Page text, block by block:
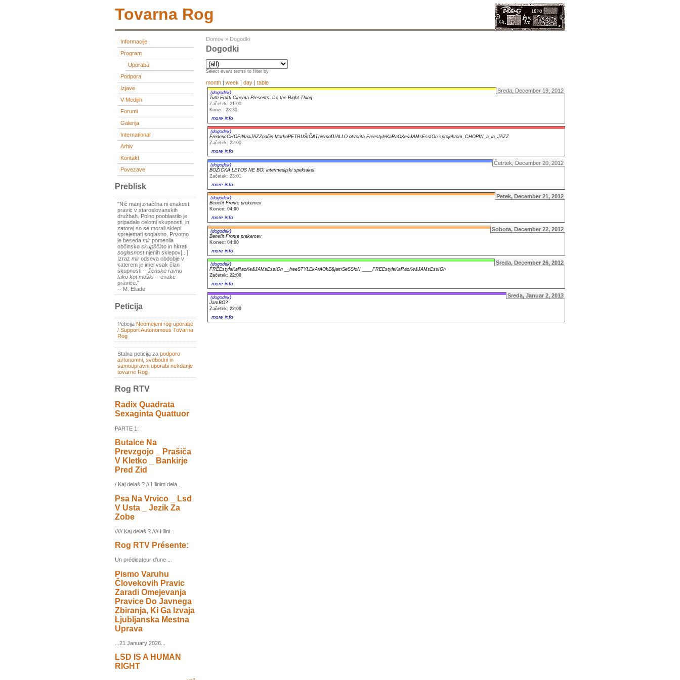
Tovarna Rog
Informacije
Program
Uporaba
Podpora
Izjave
V Medijih
Forumi
Galerija
International
Arhiv
Kontakt
Povezave
Preblisk
"Nič manj značilna ni enakost
pravic v staroslovanskih
družbah. Polno pooblastilo je
pripadalo celotni skupnosti, in
zatorej so se morali sklepi
sprejemati soglasno. Prvotno
je beseda mir pomenila
občinsko skupščino in hkrati
soglasnostnjenih sklepov[...]
Izraz mir odseva obdobje v
katerem je imel vsak član
skupnosti -- ženske ravno
tako kot moški-- enake
pravice."
-- M. Eliade
Peticija
Peticija Neomejeni rog uporabe
/ Support Autonomous Tovarna
Rog
Stalna peticija za podporo
avtonomni, svobodni in
samoupravni uporabi nekdanje
tovarne Rog
Rog RTV
Radix Quadrata
Sexaginta Quattuor
PARTE 1:
Butalce Na
Prevzgojo _ Prašiča
V Kletko _ Bankirje
Pred Zid
/ Kaj delaš ? // Hlinim dela...
Psa Na Vrvico _ Lsd
V Usta _ Jezik Za
Zobe
///// Kaj delaš ? //// Hlini...
Rog RTV Présente:
Un prédicateur d'une ...
Pismo Varuhu
Človekovih Pravic
Zaradi Omejevanja
Pravice Do Javnega
Zbiranja, Ki Ga Izvaja
Ljubljanska Mestna
Uprava
...21 January 2026...
LSD IS A HUMAN
RIGHT
Domov » Dogodki
Dogodki
Select event terms to filter by
month | week | day | table
Sreda, December 19, 2012
(dogodek)
Tutti Frutti Cinema Presents: Do the Right Thing
Začetek: 21:00
Konec: 23:30
more info
(dogodek)
FredericCHOPINnaJAZZnačin MarkoPETRUŠIČ&ThiernoDIALLO otvorita FreestyleKaRaOKe&JAMsEssIOn sprojektom_CHOPIN_a_la_JAZZ
Začetek: 22:00
more info
Četrtek, December 20, 2012
(dogodek)
BOŽIČKA LETOS NE BO! intermedijski spektakel
Začetek: 23:01
more info
Petek, December 21, 2012
(dogodek)
Benefit Fronte prekercev
Konec: 04:00
more info
Sobota, December 22, 2012
(dogodek)
Benefit Fronte prekercev
Konec: 04:00
more info
Sreda, December 26, 2012
(dogodek)
FREEstyleKaRaoKe&JAMsEssIOn __freeSTYLEkArAOkE&jamSeSSioN ____FREEstyleKaRaoKe&JAMsEssIOn
Začetek: 22:00
more info
Sreda, Januar 2, 2013
(dogodek)
JamBO?
Začetek: 22:00
more info